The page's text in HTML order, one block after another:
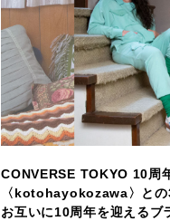
CONVERSE TOKYO 10周
〈kotohayokozawa〉との
お互いに10周年を迎えるブ